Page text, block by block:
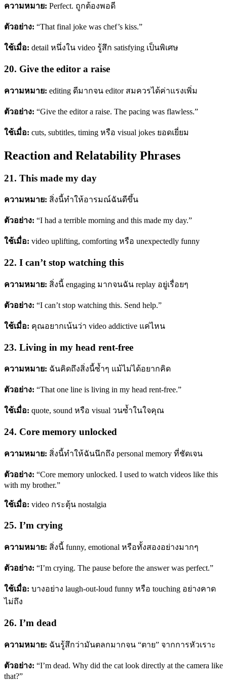
ความหมาย: Perfect. ถูกต้องพอดี
ตัวอย่าง: “That final joke was chef’s kiss.”
ใช้เมื่อ: detail หนึ่งใน video รู้สึก satisfying เป็นพิเศษ
20. Give the editor a raise
ความหมาย: editing ดีมากจน editor สมควรได้ค่าแรงเพิ่ม
ตัวอย่าง: “Give the editor a raise. The pacing was flawless.”
ใช้เมื่อ: cuts, subtitles, timing หรือ visual jokes ยอดเยี่ยม
Reaction and Relatability Phrases
21. This made my day
ความหมาย: สิ่งนี้ทำให้อารมณ์ฉันดีขึ้น
ตัวอย่าง: “I had a terrible morning and this made my day.”
ใช้เมื่อ: video uplifting, comforting หรือ unexpectedly funny
22. I can’t stop watching this
ความหมาย: สิ่งนี้ engaging มากจนฉัน replay อยู่เรื่อยๆ
ตัวอย่าง: “I can’t stop watching this. Send help.”
ใช้เมื่อ: คุณอยากเน้นว่า video addictive แค่ไหน
23. Living in my head rent-free
ความหมาย: ฉันคิดถึงสิ่งนี้ซ้ำๆ แม้ไม่ได้อยากคิด
ตัวอย่าง: “That one line is living in my head rent-free.”
ใช้เมื่อ: quote, sound หรือ visual วนซ้ำในใจคุณ
24. Core memory unlocked
ความหมาย: สิ่งนี้ทำให้ฉันนึกถึง personal memory ที่ชัดเจน
ตัวอย่าง: “Core memory unlocked. I used to watch videos like this
with my brother.”
ใช้เมื่อ: video กระตุ้น nostalgia
25. I’m crying
ความหมาย: สิ่งนี้ funny, emotional หรือทั้งสองอย่างมากๆ
ตัวอย่าง: “I’m crying. The pause before the answer was perfect.”
ใช้เมื่อ: บางอย่าง laugh-out-loud funny หรือ touching อย่างคาด
ไม่ถึง
26. I’m dead
ความหมาย: ฉันรู้สึกว่ามันตลกมากจน “ตาย” จากการหัวเราะ
ตัวอย่าง: “I’m dead. Why did the cat look directly at the camera like
that?”